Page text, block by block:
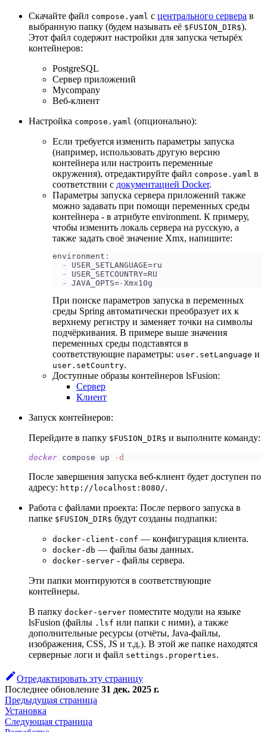
Скачайте файл compose.yaml с центрального сервера в
выбранную папку (будем называть её $FUSION_DIR$).
Этот файл содержит настройки для запуска четырёх
контейнеров:
PostgreSQL
Сервер приложений
Mycompany
Веб-клиент
Настройка compose.yaml (опционально):
Если требуется изменить параметры запуска
(например, использовать другую версию
контейнера или настроить переменные
окружения), отредактируйте файл compose.yaml в
соответствии с документацией Docker.
Параметры запуска сервера приложений также
можно задавать при помощи переменных среды
контейнера - в атрибуте environment. К примеру,
чтобы изменить локаль сервера на русскую, а
также задать своё значение Xmx, напишите:
environment :
-
USER_SETLANGUAGE=ru
-
USER_SETCOUNTRY=RU
-
JAVA_OPTS=-Xmx10g
При поиске параметров запуска в переменных
среды Spring автоматически преобразует их к
верхнему регистру и заменяет точки на символы
подчёркивания. В примере выше значения
переменных среды подставятся в
соответствующие параметры: user.setLanguage и
user.setCountry.
Доступные образы контейнеров lsFusion:
Сервер
Клиент
Запуск контейнеров:
Перейдите в папку $FUSION_DIR$ и выполните команду:
docker compose up -d
После завершения запуска веб-клиент будет доступен по
адресу: http://localhost:8080/.
Работа с файлами проекта: После первого запуска в
папке $FUSION_DIR$ будут созданы подпапки:
docker-client-conf — конфигурация клиента.
docker-db — файлы базы данных.
docker-server - файлы сервера.
Эти папки монтируются в соответствующие
контейнеры.
В папку docker-server поместите модули на языке
lsFusion (файлы .lsf или папки с ними), а также
дополнительные ресурсы (отчёты, Java-файлы,
изображения, CSS, JS и т.д.). В этой же папке находятся
серверные логи и файл settings.properties.
Отредактировать эту страницу
Последнее обновление 31 дек. 2025 г.
Предыдущая страница
Установка
Следующая страница